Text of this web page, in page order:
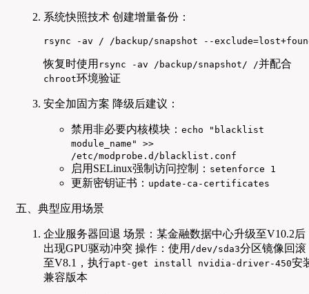
系统快照技术 创建增量备份：
rsync -av / /backup/snapshot --
恢复时使用 rsync -av /backup/snapshot/ /并配合
chroot环境验证
安全加固方案 降级后建议：
禁用非必要内核模块： echo "blacklist
module_name" >>
/etc/modprobe.d/blacklist.conf
启用SELinux强制访问控制： setenforce 1
更新密钥证书： update-ca-certificates
五、典型应用场景
企业服务器回退 场景：某金融数据中心升级至V10.2后
出现GPU驱动冲突 操作：使用 /dev/sda3分区镜像回滚
至V8.1，执行apt-get install nvidia-driver-450安
兼容版本